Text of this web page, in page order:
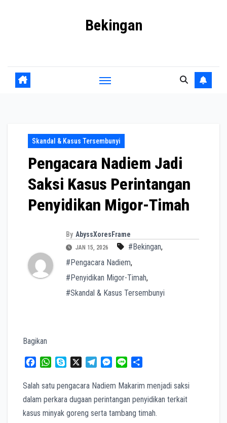
Bekingan
Skandal & Kasus Tersembunyi
Pengacara Nadiem Jadi
Saksi Kasus Perintangan
Penyidikan Migor-Timah
By AbyssXoresFrame
JAN 15, 2026 #Bekingan,
#Pengacara Nadiem,
#Penyidikan Migor-Timah,
#Skandal & Kasus Tersembunyi
Bagikan
c
o
W
a
A
y
l
r
M
s
n
n
a
e
Salah satu pengacara Nadiem Makarim menjadi saksi
dalam perkara dugaan perintangan penyidikan terkait
kasus minyak goreng serta tambang timah.